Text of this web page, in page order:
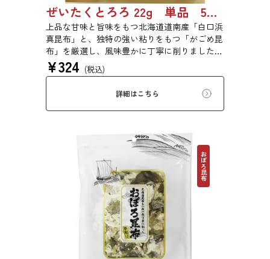
ぜいたくとろろ 22g 単品 5袋セット 20袋セット 1743
上品な甘味と旨味をもつ北海道道南産「白口浜
真昆布」と、独特の強い粘りをもつ「がごめ昆
布」を厳選し、風味豊かに丁寧に削りました。
ぜいたくな味を、思う存分にご堪能ください。
¥324 (税込)
詳細はこちら
おぼろ昆布